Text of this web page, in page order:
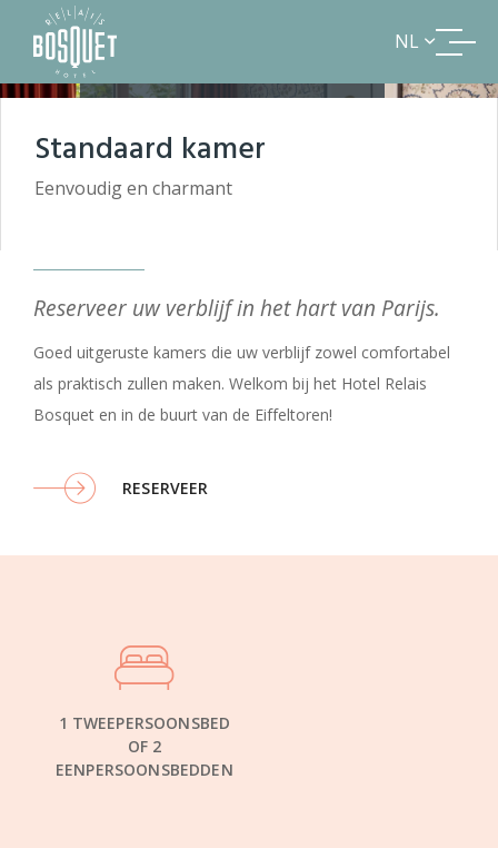
NL
Standaard kamer
Eenvoudig en charmant
Reserveer uw verblijf in het hart van Parijs.
Goed uitgeruste kamers die uw verblijf zowel comfortabel
als praktisch zullen maken. Welkom bij het Hotel Relais
Bosquet en in de buurt van de Eiffeltoren!
RESERVEER
1 TWEEPERSOONSBED
OF 2
EENPERSOONSBEDDEN